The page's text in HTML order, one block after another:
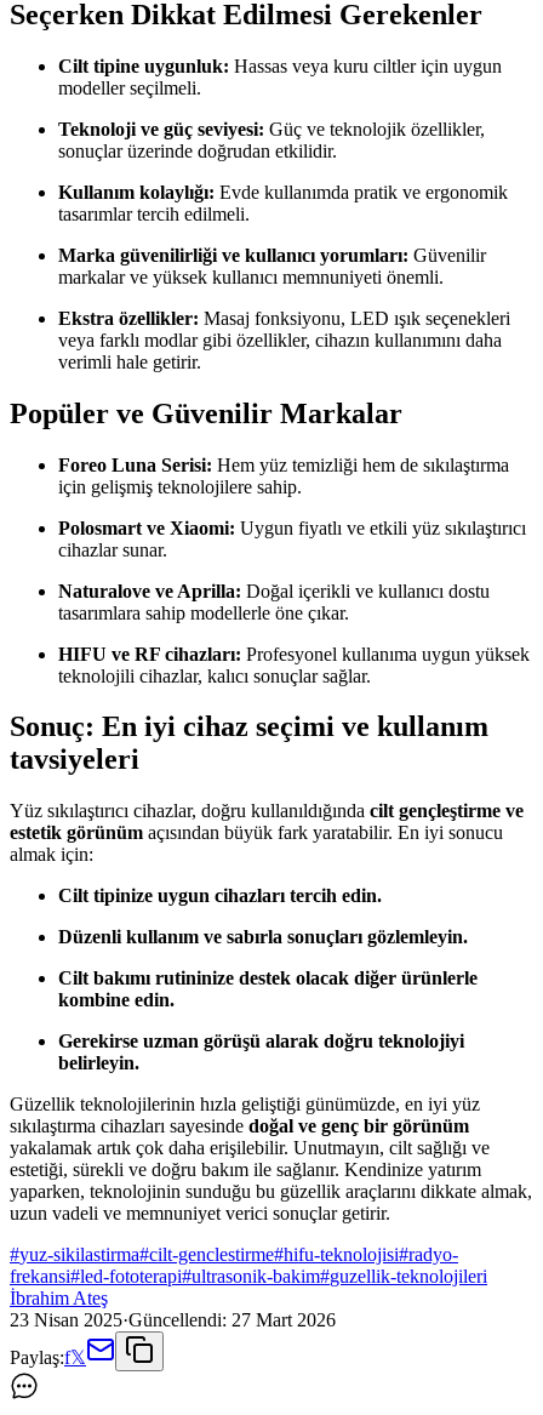
Seçerken Dikkat Edilmesi Gerekenler
Cilt tipine uygunluk: Hassas veya kuru ciltler için uygun
modeller seçilmeli.
Teknoloji ve güç seviyesi: Güç ve teknolojik özellikler,
sonuçlar üzerinde doğrudan etkilidir.
Kullanım kolaylığı: Evde kullanımda pratik ve ergonomik
tasarımlar tercih edilmeli.
Marka güvenilirliği ve kullanıcı yorumları: Güvenilir
markalar ve yüksek kullanıcı memnuniyeti önemli.
Ekstra özellikler: Masaj fonksiyonu, LED ışık seçenekleri
veya farklı modlar gibi özellikler, cihazın kullanımını daha
verimli hale getirir.
Popüler ve Güvenilir Markalar
Foreo Luna Serisi: Hem yüz temizliği hem de sıkılaştırma
için gelişmiş teknolojilere sahip.
Polosmart ve Xiaomi: Uygun fiyatlı ve etkili yüz sıkılaştırıcı
cihazlar sunar.
Naturalove ve Aprilla: Doğal içerikli ve kullanıcı dostu
tasarımlara sahip modellerle öne çıkar.
HIFU ve RF cihazları: Profesyonel kullanıma uygun yüksek
teknolojili cihazlar, kalıcı sonuçlar sağlar.
Sonuç: En iyi cihaz seçimi ve kullanım
tavsiyeleri
Yüz sıkılaştırıcı cihazlar, doğru kullanıldığında cilt gençleştirme ve
estetik görünüm açısından büyük fark yaratabilir. En iyi sonucu
almak için:
Cilt tipinize uygun cihazları tercih edin.
Düzenli kullanım ve sabırla sonuçları gözlemleyin.
Cilt bakımı rutininize destek olacak diğer ürünlerle
kombine edin.
Gerekirse uzman görüşü alarak doğru teknolojiyi
belirleyin.
Güzellik teknolojilerinin hızla geliştiği günümüzde, en iyi yüz
sıkılaştırma cihazları sayesinde doğal ve genç bir görünüm
yakalamak artık çok daha erişilebilir. Unutmayın, cilt sağlığı ve
estetiği, sürekli ve doğru bakım ile sağlanır. Kendinize yatırım
yaparken, teknolojinin sunduğu bu güzellik araçlarını dikkate almak,
uzun vadeli ve memnuniyet verici sonuçlar getirir.
#yuz-sikilastirma#cilt-genclestirme#hifu-teknolojisi#radyo-
frekansi#led-fototerapi#ultrasonik-bakim#guzellik-teknolojileri
İbrahim Ateş
23 Nisan 2025·Güncellendi: 27 Mart 2026
Paylaş:f𝕏